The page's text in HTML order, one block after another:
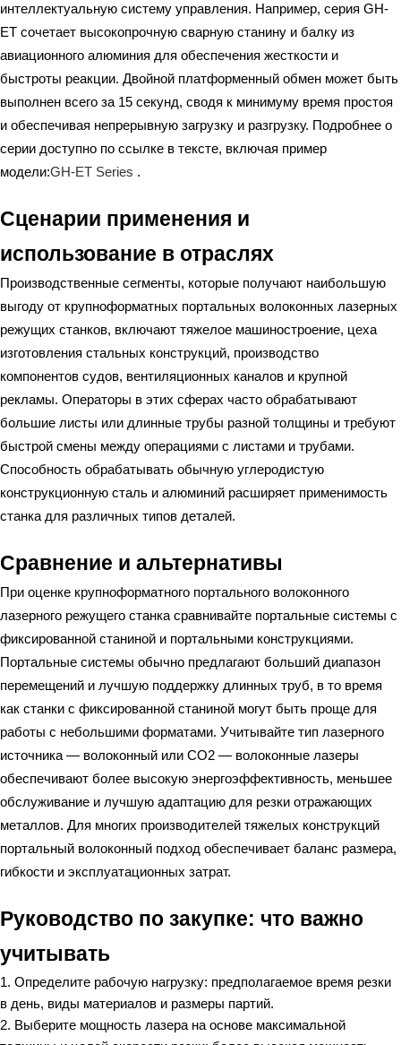
интеллектуальную систему управления. Например, серия GH-
ET сочетает высокопрочную сварную станину и балку из
авиационного алюминия для обеспечения жесткости и
быстроты реакции. Двойной платформенный обмен может быть
выполнен всего за 15 секунд, сводя к минимуму время простоя
и обеспечивая непрерывную загрузку и разгрузку. Подробнее о
серии доступно по ссылке в тексте, включая пример
модели:GH-ET Series .
Сценарии применения и
использование в отраслях
Производственные сегменты, которые получают наибольшую
выгоду от крупноформатных портальных волоконных лазерных
режущих станков, включают тяжелое машиностроение, цеха
изготовления стальных конструкций, производство
компонентов судов, вентиляционных каналов и крупной
рекламы. Операторы в этих сферах часто обрабатывают
большие листы или длинные трубы разной толщины и требуют
быстрой смены между операциями с листами и трубами.
Способность обрабатывать обычную углеродистую
конструкционную сталь и алюминий расширяет применимость
станка для различных типов деталей.
Сравнение и альтернативы
При оценке крупноформатного портального волоконного
лазерного режущего станка сравнивайте портальные системы с
фиксированной станиной и портальными конструкциями.
Портальные системы обычно предлагают больший диапазон
перемещений и лучшую поддержку длинных труб, в то время
как станки с фиксированной станиной могут быть проще для
работы с небольшими форматами. Учитывайте тип лазерного
источника — волоконный или CO2 — волоконные лазеры
обеспечивают более высокую энергоэффективность, меньшее
обслуживание и лучшую адаптацию для резки отражающих
металлов. Для многих производителей тяжелых конструкций
портальный волоконный подход обеспечивает баланс размера,
гибкости и эксплуатационных затрат.
Руководство по закупке: что важно
учитывать
Определите рабочую нагрузку: предполагаемое время резки
в день, виды материалов и размеры партий.
Выберите мощность лазера на основе максимальной